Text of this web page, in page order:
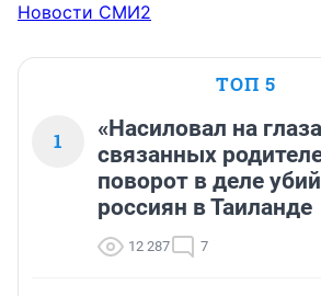
Новости СМИ2
ТОП 5
1
«Насиловал на
связанных
поворот в деле
россиян в Таиланде
12 287 7